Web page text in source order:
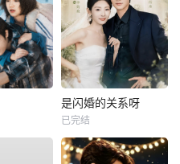
是闪婚的关系呀
已完结